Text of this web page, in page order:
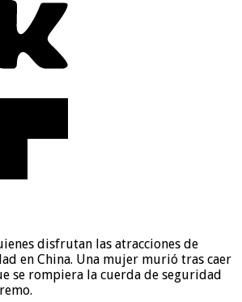
disfrutan las atracciones de
en China. Una mujer murió tras caer
se rompiera la cuerda de seguridad